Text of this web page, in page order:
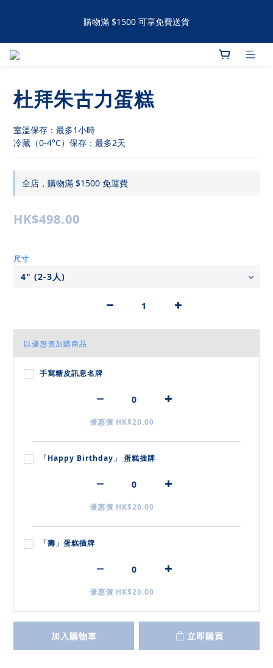
購物滿 $1500 可享免費送貨
手工撻 / 曲奇購買滿60件可享有九五折優惠 滿120件可享有九折優
購物滿 $1500 可享免費送貨
杜拜朱古力蛋糕
室溫保存：最多1小時
冷藏（0-4°C）保存：最多2天
全店，購物滿 $1500 免運費
HK$498.00
尺寸
以優惠價加購商品
手寫糖皮訊息名牌
優惠價 HK$20.00
「Happy Birthday」 蛋糕插牌
優惠價 HK$20.00
「壽」蛋糕插牌
優惠價 HK$20.00
加入購物車 立即購買